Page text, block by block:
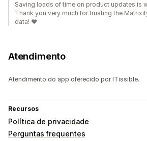
Saving loads of time on product updates is
Thank you very much for trusting the
data! ❤️
Atendimento
Atendimento do app oferecido por ITissible.
Recursos
Política de privacidade
Perguntas frequentes